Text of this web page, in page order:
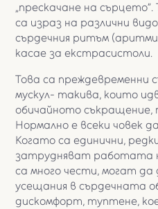
„прескачане на
са израз на различни
сърдечния ритъм
касае за екстрасистоли.
Това са преждевременни
мускул- такива, които
обичайното съкращение,
Нормално е всеки човек
Когато са единични,
затрудняват работата
са много чести, могат
усещания в сърдечната
дискомфорт, туптене,